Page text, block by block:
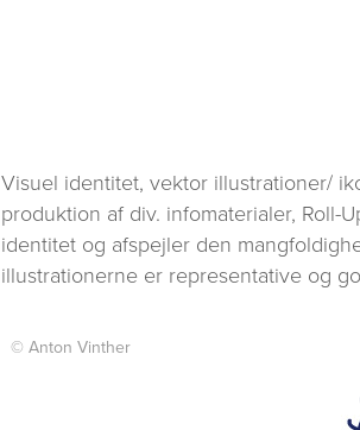
Visuel identitet, vektor illustrationer/
produktion af div. infomaterialer, Roll-
identitet og afspejler den
illustrationerne er representative og
© Anton Vinther